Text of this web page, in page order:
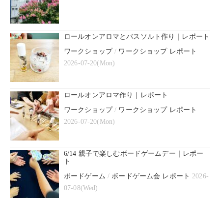
ロールオンアロマとバスソルト作り｜レポート
ワークショップ/ ワークショップ レポート
2026-07-20(Mon)
ロールオンアロマ作り｜レポート
ワークショップ/ ワークショップ レポート
2026-07-20(Mon)
6/14 親子で楽しむボードゲームデー｜レポー
ト
ボードゲーム /ボードゲーム会 レポート 2026-
07-08(Wed)